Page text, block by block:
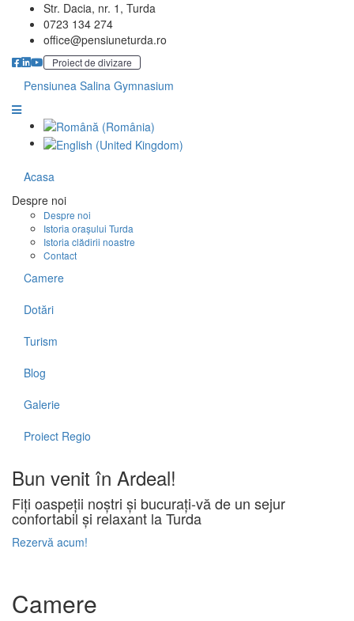
Str. Dacia, nr. 1, Turda
0723 134 274
office@pensiuneturda.ro
Proiect de divizare
Pensiunea Salina Gymnasium
Acasa
Despre noi
Despre noi
Istoria orașului Turda
Istoria clădirii noastre
Contact
Camere
Dotări
Turism
Blog
Galerie
Proiect Regio
Bun venit în Ardeal!
Fiți oaspeții noștri și bucurați-vă de un sejur
confortabil și relaxant la Turda
Rezervă acum!
Camere